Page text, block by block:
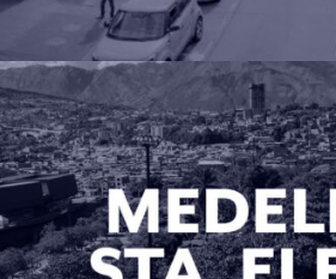
MEDELLIN – Sta Elena